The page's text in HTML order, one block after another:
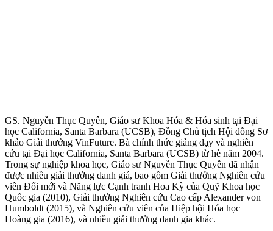
GS. Nguyễn Thục Quyên, Giáo sư Khoa Hóa & Hóa sinh tại Đại
học California, Santa Barbara (UCSB), Đồng Chủ tịch Hội đồng Sơ
khảo Giải thưởng VinFuture. Bà chính thức giảng dạy và nghiên
cứu tại Đại học California, Santa Barbara (UCSB) từ hè năm 2004.
Trong sự nghiệp khoa học, Giáo sư Nguyễn Thục Quyên đã nhận
được nhiều giải thưởng danh giá, bao gồm Giải thưởng Nghiên cứu
viên Đổi mới và Năng lực Cạnh tranh Hoa Kỳ của Quỹ Khoa học
Quốc gia (2010), Giải thưởng Nghiên cứu Cao cấp Alexander von
Humboldt (2015), và Nghiên cứu viên của Hiệp hội Hóa học
Hoàng gia (2016), và nhiều giải thưởng danh gia khác.